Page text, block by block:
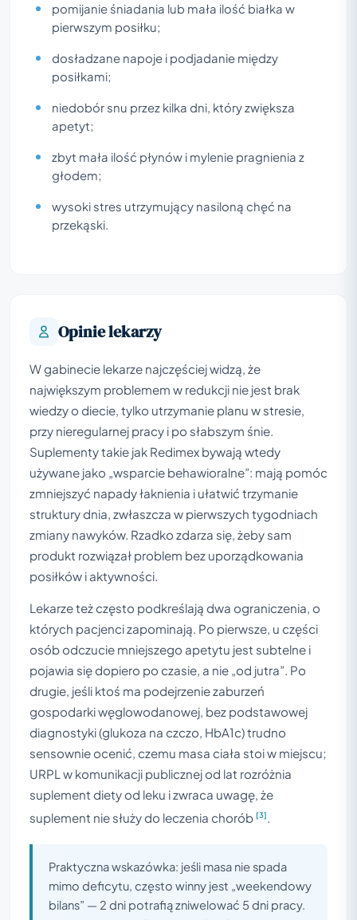
pomijanie śniadania lub mała ilość białka w
pierwszym posiłku;
dosładzane napoje i podjadanie między
posiłkami;
niedobór snu przez kilka dni, który zwiększa
apetyt;
zbyt mała ilość płynów i mylenie pragnienia z
głodem;
wysoki stres utrzymujący nasiloną chęć na
przekąski.
Opinie lekarzy
W gabinecie lekarze najczęściej widzą, że
największym problemem w redukcji nie jest brak
wiedzy o diecie, tylko utrzymanie planu w stresie,
przy nieregularnej pracy i po słabszym śnie.
Suplementy takie jak Redimex bywają wtedy
używane jako „wsparcie behawioralne”: mają pomóc
zmniejszyć napady łaknienia i ułatwić trzymanie
struktury dnia, zwłaszcza w pierwszych tygodniach
zmiany nawyków. Rzadko zdarza się, żeby sam
produkt rozwiązał problem bez uporządkowania
posiłków i aktywności.
Lekarze też często podkreślają dwa ograniczenia, o
których pacjenci zapominają. Po pierwsze, u części
osób odczucie mniejszego apetytu jest subtelne i
pojawia się dopiero po czasie, a nie „od jutra”. Po
drugie, jeśli ktoś ma podejrzenie zaburzeń
gospodarki węglowodanowej, bez podstawowej
diagnostyki (glukoza na czczo, HbA1c) trudno
sensownie ocenić, czemu masa ciała stoi w miejscu;
URPL w komunikacji publicznej od lat rozróżnia
suplement diety od leku i zwraca uwagę, że
suplement nie służy do leczenia chorób [3]
Praktyczna wskazówka: jeśli masa nie spada
mimo deficytu, często winny jest „weekendowy
bilans” — 2 dni potrafią zniwelować 5 dni pracy.